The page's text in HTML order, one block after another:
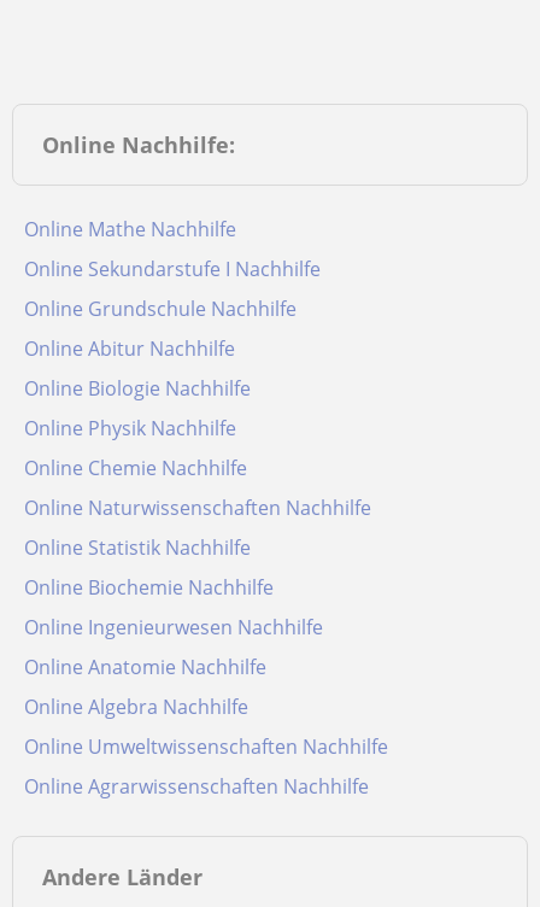
Online Nachhilfe:
Online Mathe Nachhilfe
Online Sekundarstufe I Nachhilfe
Online Grundschule Nachhilfe
Online Abitur Nachhilfe
Online Biologie Nachhilfe
Online Physik Nachhilfe
Online Chemie Nachhilfe
Online Naturwissenschaften Nachhilfe
Online Statistik Nachhilfe
Online Biochemie Nachhilfe
Online Ingenieurwesen Nachhilfe
Online Anatomie Nachhilfe
Online Algebra Nachhilfe
Online Umweltwissenschaften Nachhilfe
Online Agrarwissenschaften Nachhilfe
Andere Länder